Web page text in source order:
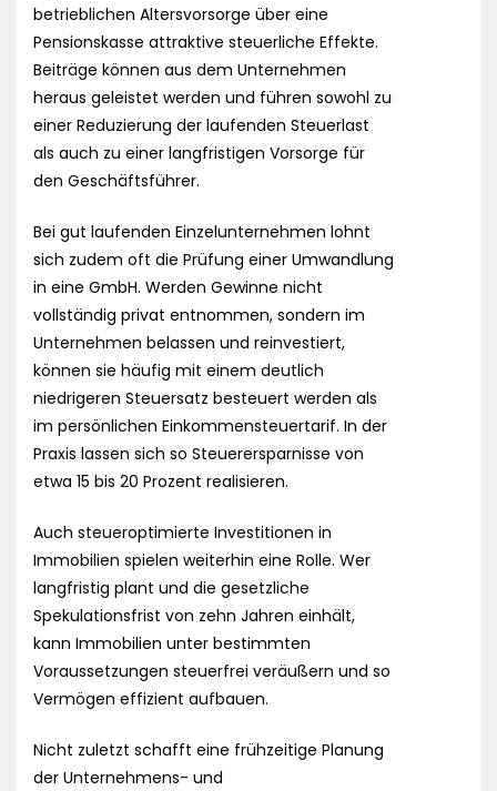
betrieblichen Altersvorsorge über eine
Pensionskasse attraktive steuerliche Effekte.
Beiträge können aus dem Unternehmen
heraus geleistet werden und führen sowohl zu
einer Reduzierung der laufenden Steuerlast
als auch zu einer langfristigen Vorsorge für
den Geschäftsführer.
Bei gut laufenden Einzelunternehmen lohnt
sich zudem oft die Prüfung einer Umwandlung
in eine GmbH. Werden Gewinne nicht
vollständig privat entnommen, sondern im
Unternehmen belassen und reinvestiert,
können sie häufig mit einem deutlich
niedrigeren Steuersatz besteuert werden als
im persönlichen Einkommensteuertarif. In der
Praxis lassen sich so Steuerersparnisse von
etwa 15 bis 20 Prozent realisieren.
Auch steueroptimierte Investitionen in
Immobilien spielen weiterhin eine Rolle. Wer
langfristig plant und die gesetzliche
Spekulationsfrist von zehn Jahren einhält,
kann Immobilien unter bestimmten
Voraussetzungen steuerfrei veräußern und so
Vermögen effizient aufbauen.
Nicht zuletzt schafft eine frühzeitige Planung
der Unternehmens- und